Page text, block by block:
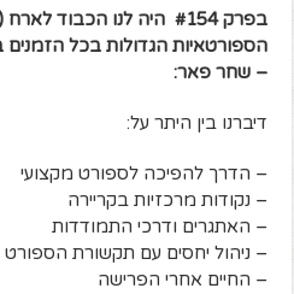
בפרק #154 היה לנו
הספורטאיות הגדולות בכל
– שחר פאר:
דיברנו בין היתר על:
– הדרך להפיכה לספורט מקצועי
– נקודות מרכזיות בקריירה
– האתגרים ודרכי התמודדות
– ניהול יחסים עם תקשורת הספורט
– החיים אחרי הפרישה